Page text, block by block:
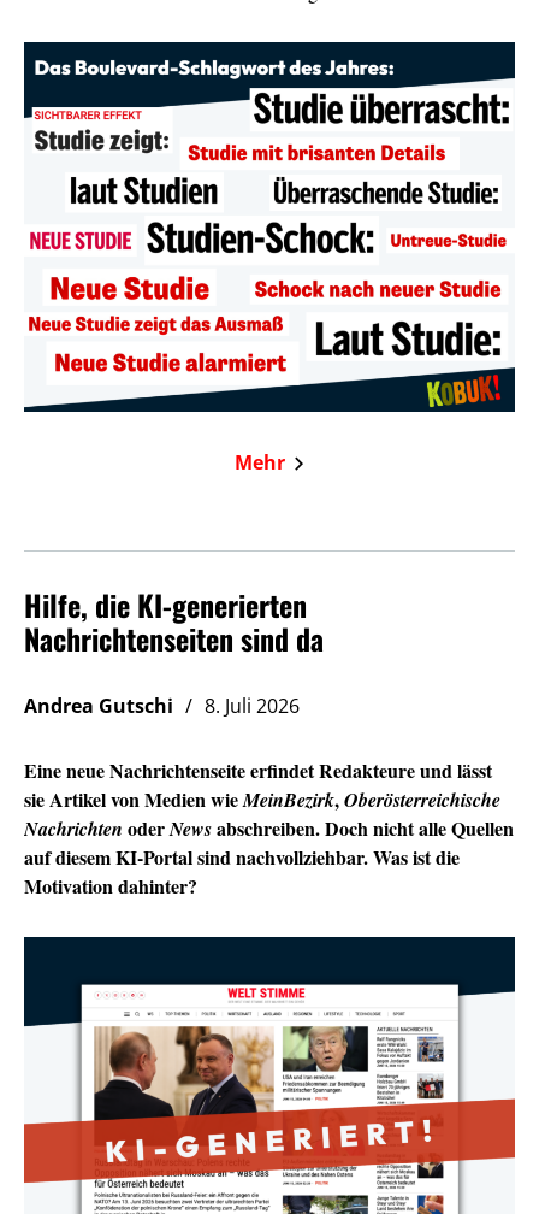
Mehr
Hilfe, die KI-generierten
Nachrichtenseiten sind da
Andrea Gutschi 8. Juli 2026
Eine neue Nachrichtenseite erfindet Redakteure und lässt
sie Artikel von Medien wieMeinBezirk,Oberösterreichische
Nachrichten oderNewsabschreiben. Doch nicht alle Quellen
auf diesem KI-Portal sind nachvollziehbar. Was ist die
Motivation dahinter?